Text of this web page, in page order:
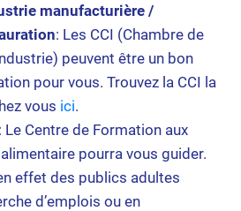
manufacturière /
: Les CCI (Chambre de
peuvent être un bon
pour vous. Trouvez la CCI la
vous ici.
: Le Centre de Formation aux
pourra vous guider.
effet des publics adultes
d’emplois ou en